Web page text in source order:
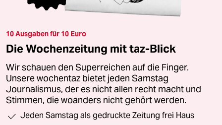
10 Ausgaben für 10 Euro
Die Wochenzeitung mit taz-Blick
Wir schauen den Superreichen auf die Finger.
Unsere wochentaz bietet jeden Samstag
Journalismus, der es nicht allen recht macht und
Stimmen, die woanders nicht gehört werden.
Jeden Samstag als gedruckte Zeitung frei Haus